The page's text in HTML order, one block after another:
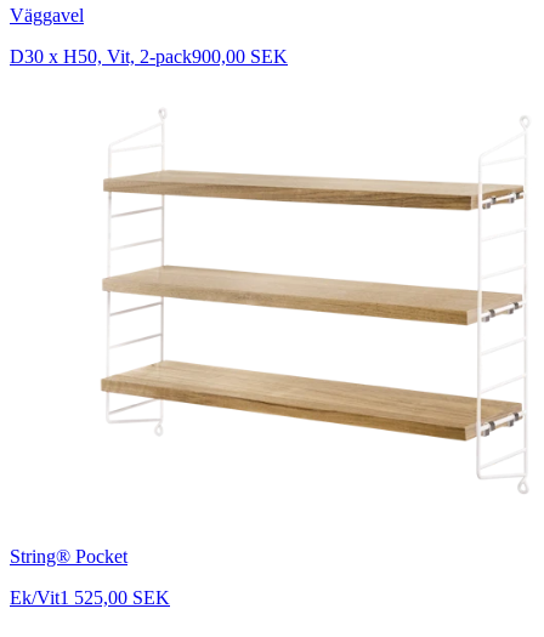
Väggavel
D30 x H50, Vit, 2-pack900,00 SEK
String® Pocket
Ek/Vit1 525,00 SEK